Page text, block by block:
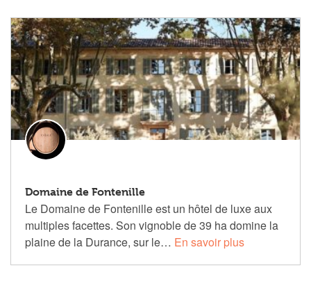
Domaine de Fontenille
Le Domaine de Fontenille est un hôtel de luxe aux
multiples facettes. Son vignoble de 39 ha domine la
plaine de la Durance, sur le… En savoir plus